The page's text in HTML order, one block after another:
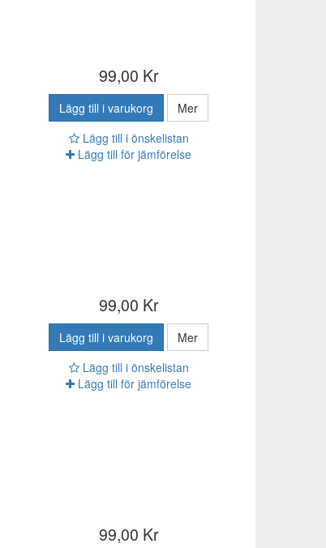
99,00 Kr
Lägg till i varukorg
Mer
Lägg till i önskelistan
Lägg till för jämförelse
99,00 Kr
Lägg till i varukorg
Mer
Lägg till i önskelistan
Lägg till för jämförelse
99,00 Kr